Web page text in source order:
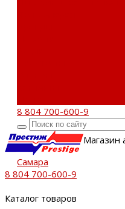
8 804 700-600-9
Магазин
Самара
8 804 700-600-9
Каталог товаров